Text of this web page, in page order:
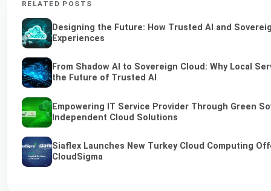
RELATED POSTS
Designing the Future: How Trusted AI and
Experiences
From Shadow AI to Sovereign Cloud: Why Local
the Future of Trusted AI
Empowering IT Service Provider Through Green
Independent Cloud Solutions
Siaflex Launches New Turkey Cloud Computing
CloudSigma